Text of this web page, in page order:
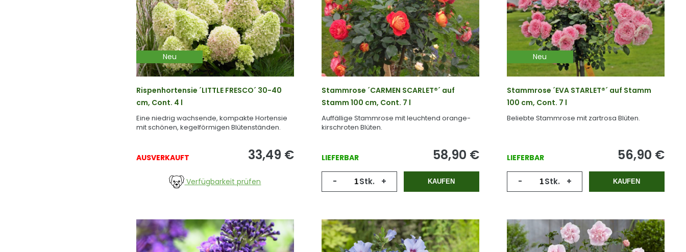
Neu
Rispenhortensie ´LITTLE FRESCO´ 30-40
cm, Cont. 4 l
Eine niedrig wachsende, kompakte Hortensie
mit schönen, kegelförmigen Blütenständen.
AUSVERKAUFT 33,49 €
Verfügbarkeit prüfen
Stammrose ´CARMEN SCARLET®´ auf
Stamm 100 cm, Cont. 7 l
Auffällige Stammrose mit leuchtend orange-
kirschroten Blüten.
LIEFERBAR 58,90 €
- Stk. + KAUFEN
Neu
Stammrose ´EVA STARLET®´ auf Stamm
100 cm, Cont. 7 l
Beliebte Stammrose mit zartrosa Blüten.
LIEFERBAR 56,90 €
- Stk. + KAUFEN